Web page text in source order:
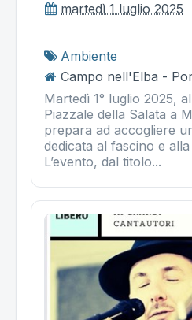
martedì 1 luglio 2025
Ambiente
Campo nell'Elba -
Martedì 1° luglio 2025,
Piazzale della Salata a
prepara ad accogliere
dedicata al fascino e
L’evento, dal titolo...